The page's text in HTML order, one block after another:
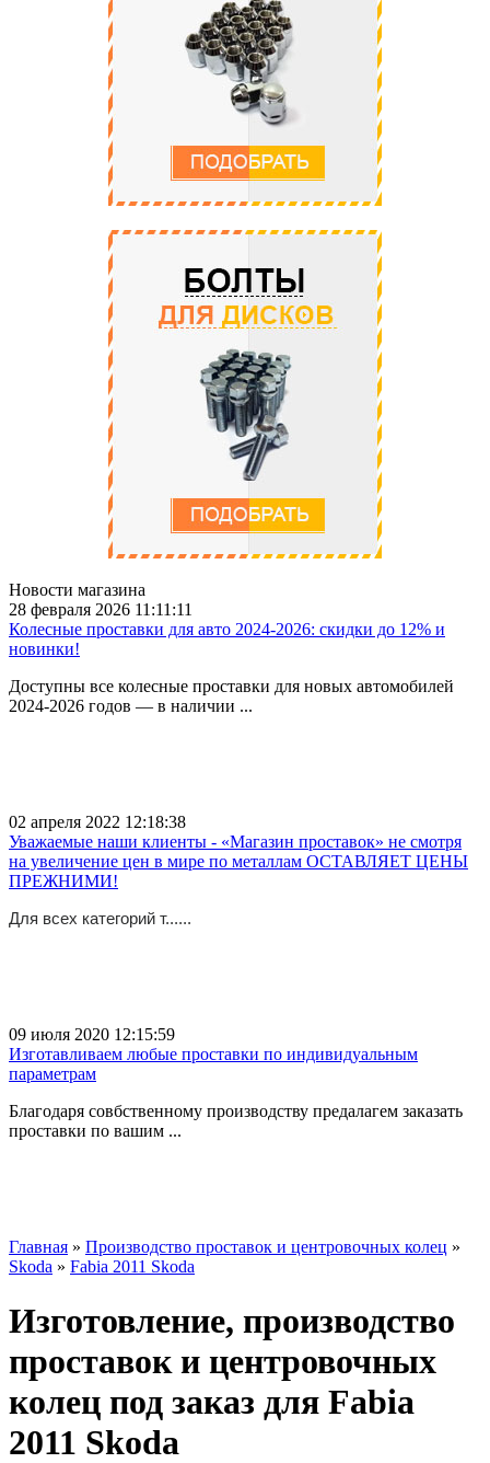
Новости магазина
28 февраля 2026 11:11:11
Колесные проставки для авто 2024-2026: скидки до 12% и
новинки!
Доступны все колесные проставки для новых автомобилей
2024-2026 годов — в наличии ...
02 апреля 2022 12:18:38
Уважаемые наши клиенты - «Магазин проставок» не смотря
на увеличение цен в мире по металлам ОСТАВЛЯЕТ ЦЕНЫ
ПРЕЖНИМИ!
Для всех категорий т......
09 июля 2020 12:15:59
Изготавливаем любые проставки по индивидуальным
параметрам
Благодаря совбственному производству предалагем заказать
проставки по вашим ...
Главная » Производство проставок и центровочных колец »
Skoda » Fabia 2011 Skoda
Изготовление, производство
проставок и центровочных
колец под заказ для Fabia
2011 Skoda